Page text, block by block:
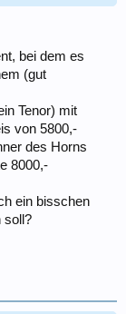
bei dem es
(gut
Tenor) mit
von 5800,-
des Horns
8000,-
ein bisschen
soll?